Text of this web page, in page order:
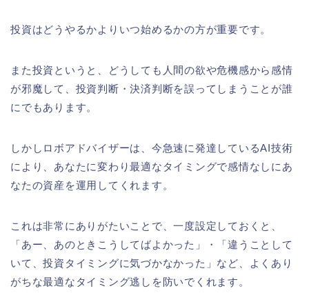
投資はどうやるかよりいつ始めるかの方が重要です。
また投資というと、どうしても人間の欲や危機感から感情
が邪魔して、投資判断・決済判断を誤ってしまうことが誰
にでもあります。
しかしロボアドバイザーは、今急速に発達しているAI技術
により、あなたに変わり最適なタイミングで感情なしにあ
なたの資産を運用してくれます。
これは非常にありがたいことで、一度設定しておくと、
「あー、あのときこうしてばよかった」・「違うことして
いて、投資タイミングに気づかなかった」など、よくあり
がちな最適なタイミング逃しを防いでくれます。